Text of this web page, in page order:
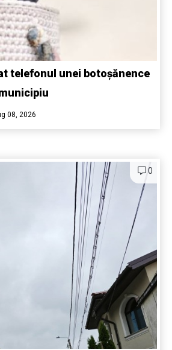
telefonul unei botoșănence
08, 2026
0